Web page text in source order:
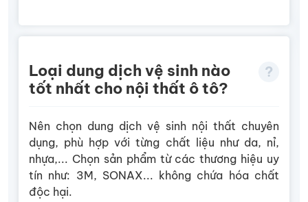
Loại dung dịch vệ sinh nào
tốt nhất cho nội thất ô tô?
Nên chọn dung dịch vệ sinh nội thất chuyên
dụng, phù hợp với từng chất liệu như da, nỉ,
nhựa,... Chọn sản phẩm từ các thương hiệu uy
tín như: 3M, SONAX... không chứa hóa chất
độc hại.